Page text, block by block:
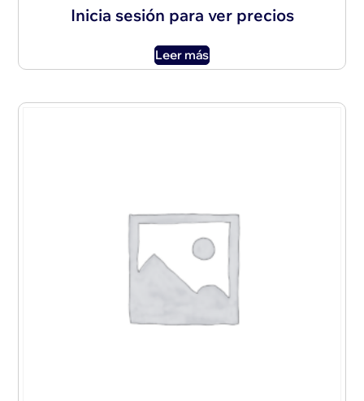
Inicia sesión para ver precios
Leer más